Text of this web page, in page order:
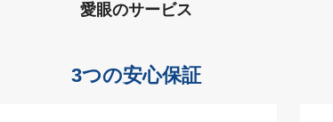
愛眼のサービス
3つの安心保証